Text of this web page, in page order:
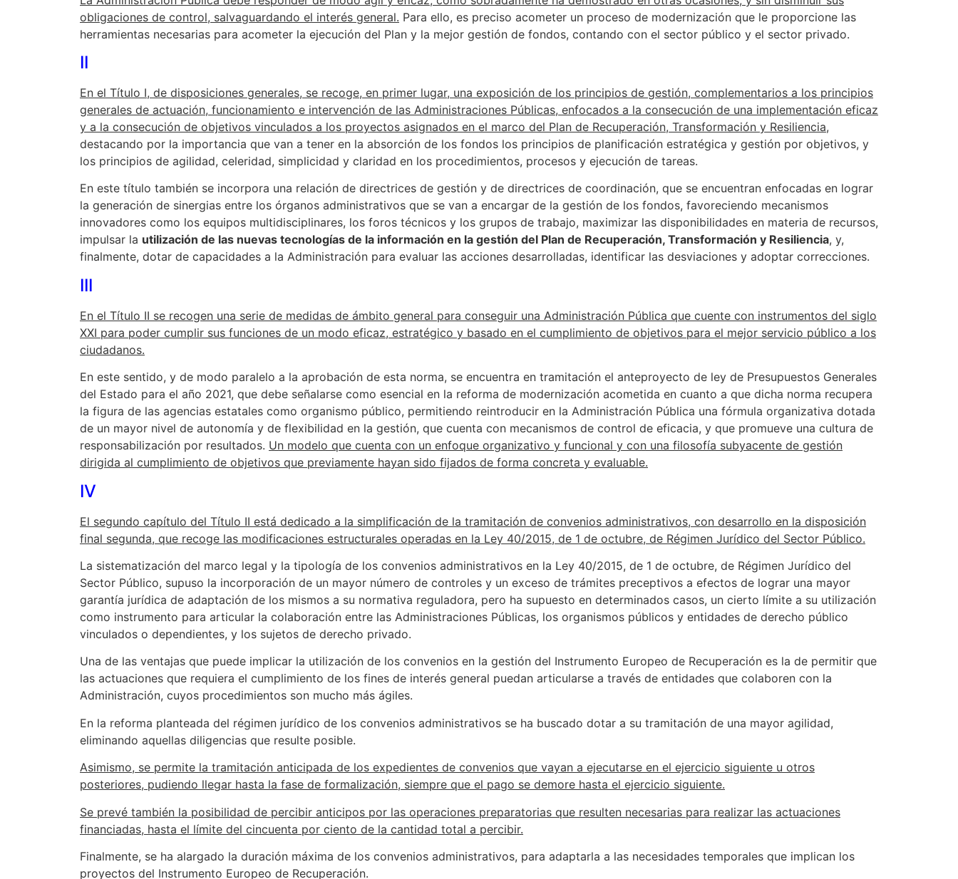
obligaciones de control, salvaguardando el interés general. Para ello, es preciso acometer un proceso de modernización que le proporcione las
herramientas necesarias para acometer la ejecución del Plan y la mejor gestión de fondos, contando con el sector público y el sector privado.
II
En el Título I, de disposiciones generales, se recoge, en primer lugar, una exposición de los principios de gestión, complementarios a los principios
generales de actuación, funcionamiento e intervención de las Administraciones Públicas, enfocados a la consecución de una implementación eficaz
y a la consecución de objetivos vinculados a los proyectos asignados en el marco del Plan de Recuperación, Transformación y Resiliencia,
destacando por la importancia que van a tener en la absorción de los fondos los principios de planificación estratégica y gestión por objetivos, y
los principios de agilidad, celeridad, simplicidad y claridad en los procedimientos, procesos y ejecución de tareas.
En este título también se incorpora una relación de directrices de gestión y de directrices de coordinación, que se encuentran enfocadas en lograr
la generación de sinergias entre los órganos administrativos que se van a encargar de la gestión de los fondos, favoreciendo mecanismos
innovadores como los equipos multidisciplinares, los foros técnicos y los grupos de trabajo, maximizar las disponibilidades en materia de recursos,
impulsar la utilización de las nuevas tecnologías de la información en la gestión del Plan de Recuperación, Transformación y Resiliencia, y,
finalmente, dotar de capacidades a la Administración para evaluar las acciones desarrolladas, identificar las desviaciones y adoptar correcciones.
III
En el Título II se recogen una serie de medidas de ámbito general para conseguir una Administración Pública que cuente con instrumentos del siglo
XXI para poder cumplir sus funciones de un modo eficaz, estratégico y basado en el cumplimiento de objetivos para el mejor servicio público a los
ciudadanos.
En este sentido, y de modo paralelo a la aprobación de esta norma, se encuentra en tramitación el anteproyecto de ley de Presupuestos Generales
del Estado para el año 2021, que debe señalarse como esencial en la reforma de modernización acometida en cuanto a que dicha norma recupera
la figura de las agencias estatales como organismo público, permitiendo reintroducir en la Administración Pública una fórmula organizativa dotada
de un mayor nivel de autonomía y de flexibilidad en la gestión, que cuenta con mecanismos de control de eficacia, y que promueve una cultura de
responsabilización por resultados. Un modelo que cuenta con un enfoque organizativo y funcional y con una filosofía subyacente de gestión
dirigida al cumplimiento de objetivos que previamente hayan sido fijados de forma concreta y evaluable.
IV
El segundo capítulo del Título II está dedicado a la simplificación de la tramitación de convenios administrativos, con desarrollo en la disposición
final segunda, que recoge las modificaciones estructurales operadas en la Ley 40/2015, de 1 de octubre, de Régimen Jurídico del Sector Público.
La sistematización del marco legal y la tipología de los convenios administrativos en la Ley 40/2015, de 1 de octubre, de Régimen Jurídico del
Sector Público, supuso la incorporación de un mayor número de controles y un exceso de trámites preceptivos a efectos de lograr una mayor
garantía jurídica de adaptación de los mismos a su normativa reguladora, pero ha supuesto en determinados casos, un cierto límite a su utilización
como instrumento para articular la colaboración entre las Administraciones Públicas, los organismos públicos y entidades de derecho público
vinculados o dependientes, y los sujetos de derecho privado.
Una de las ventajas que puede implicar la utilización de los convenios en la gestión del Instrumento Europeo de Recuperación es la de permitir que
las actuaciones que requiera el cumplimiento de los fines de interés general puedan articularse a través de entidades que colaboren con la
Administración, cuyos procedimientos son mucho más ágiles.
En la reforma planteada del régimen jurídico de los convenios administrativos se ha buscado dotar a su tramitación de una mayor agilidad,
eliminando aquellas diligencias que resulte posible.
Asimismo, se permite la tramitación anticipada de los expedientes de convenios que vayan a ejecutarse en el ejercicio siguiente u otros
posteriores, pudiendo llegar hasta la fase de formalización, siempre que el pago se demore hasta el ejercicio siguiente.
Se prevé también la posibilidad de percibir anticipos por las operaciones preparatorias que resulten necesarias para realizar las actuaciones
financiadas, hasta el límite del cincuenta por ciento de la cantidad total a percibir.
Finalmente, se ha alargado la duración máxima de los convenios administrativos, para adaptarla a las necesidades temporales que implican los
proyectos del Instrumento Europeo de Recuperación.